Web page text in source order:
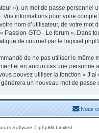
»), un mot de passe
informations pour votre
nom d’utilisateur, de votre mot
GTO - Le forum ». Dans
de courriel par le logiciel
de ne pas utiliser le même
et en aucun cas une
pouvez utiliser la fonction «
un nouveau mot de
Nous
Software © phpBB Limited